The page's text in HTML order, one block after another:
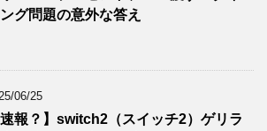
グ問題の意外な答え
06/25
速報？】switch2（スイッチ2）ゲリラ